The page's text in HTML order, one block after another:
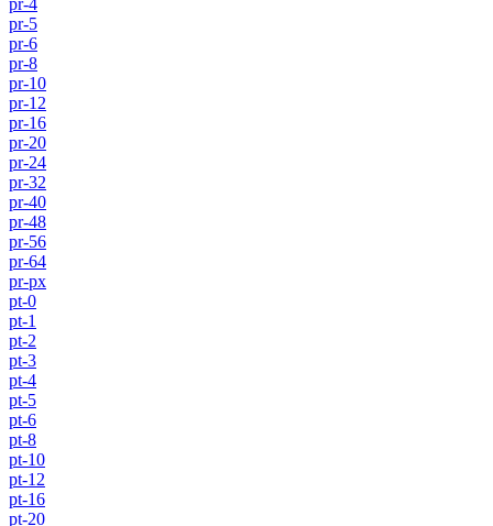
pr-5
pr-6
pr-8
pr-10
pr-12
pr-16
pr-20
pr-24
pr-32
pr-40
pr-48
pr-56
pr-64
pr-px
pt-0
pt-1
pt-2
pt-3
pt-4
pt-5
pt-6
pt-8
pt-10
pt-12
pt-16
pt-20